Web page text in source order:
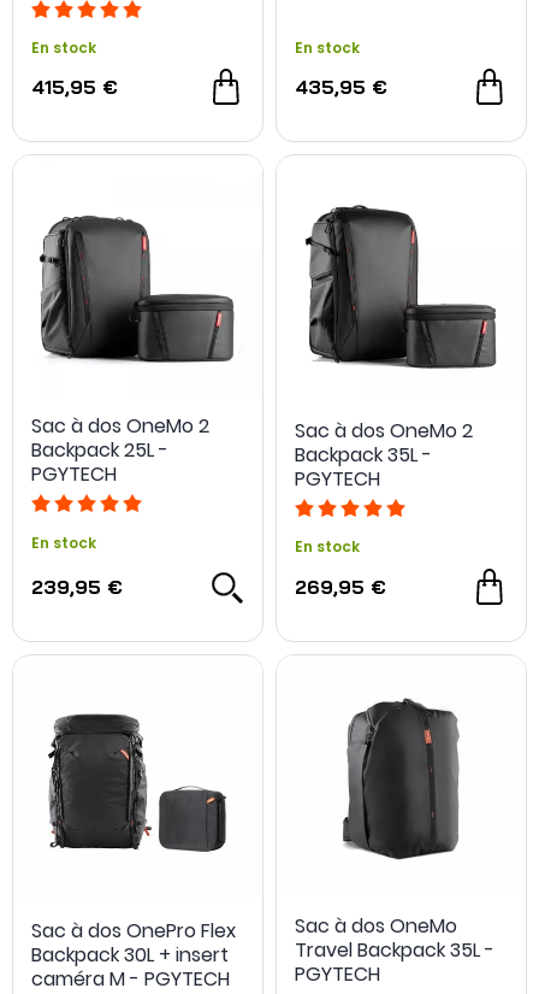
En stock
415,95 €
En stock
435,95 €
Sac à dos OneMo 2
Backpack 25L -
PGYTECH
En stock
239,95 €
Sac à dos OneMo 2
Backpack 35L -
PGYTECH
En stock
269,95 €
Sac à dos OnePro Flex
Backpack 30L + insert
caméra M - PGYTECH
Sac à dos OneMo
Travel Backpack 35L -
PGYTECH